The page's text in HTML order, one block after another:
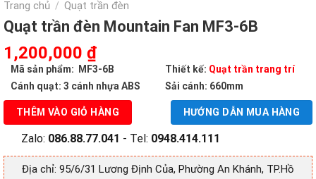
Trang chủ / Quạt trần đèn
Quạt trần đèn Mountain Fan MF3-6B
Giá
gốc
là:
2,500,000 ₫.
1,200,000 ₫Giá
hiện
tại
là:
1,200,000 ₫.
Mã sản phẩm: MF3-6B Thiết kế: Quạt trần trang trí
Cánh quạt: 3 cánh nhựa ABS
Sải cánh: 660mm
HƯỚNG DẪN MUA HÀNG
THÊM VÀO GIỎ HÀNG
Zalo: 086.88.77.041 - Tel: 0948.414.111
Địa chỉ: 95/6/31 Lương Định Của, Phường An Khánh, TP.Hồ